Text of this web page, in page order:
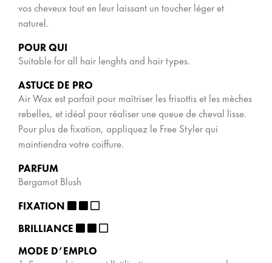
vos cheveux tout en leur laissant un toucher léger et
naturel.
POUR QUI
Suitable for all hair lenghts and hair types.
ASTUCE DE PRO
Air Wax est parfait pour maîtriser les frisottis et les mèches
rebelles, et idéal pour réaliser une queue de cheval lisse.
Pour plus de fixation, appliquez le Free Styler qui
maintiendra votre coiffure.
PARFUM
Bergamot Blush
FIXATION
BRILLIANCE
MODE D’EMPLO